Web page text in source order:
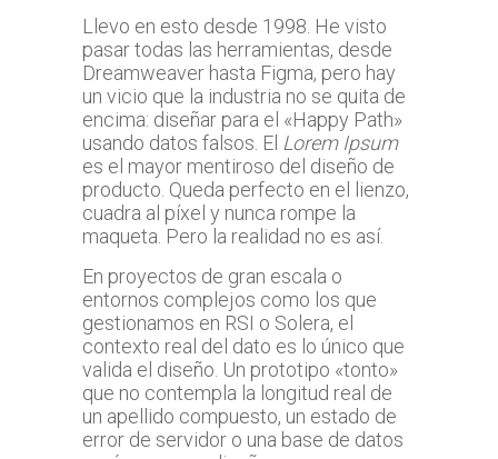
Llevo en esto desde 1998. He visto
pasar todas las herramientas, desde
Dreamweaver hasta Figma, pero hay
un vicio que la industria no se quita de
encima: diseñar para el «Happy Path»
usando datos falsos. El Lorem Ipsum
es el mayor mentiroso del diseño de
producto. Queda perfecto en el lienzo,
cuadra al píxel y nunca rompe la
maqueta. Pero la realidad no es así.
En proyectos de gran escala o
entornos complejos como los que
gestionamos en RSI o Solera, el
contexto real del dato es lo único que
valida el diseño. Un prototipo «tonto»
que no contempla la longitud real de
un apellido compuesto, un estado de
error de servidor o una base de datos